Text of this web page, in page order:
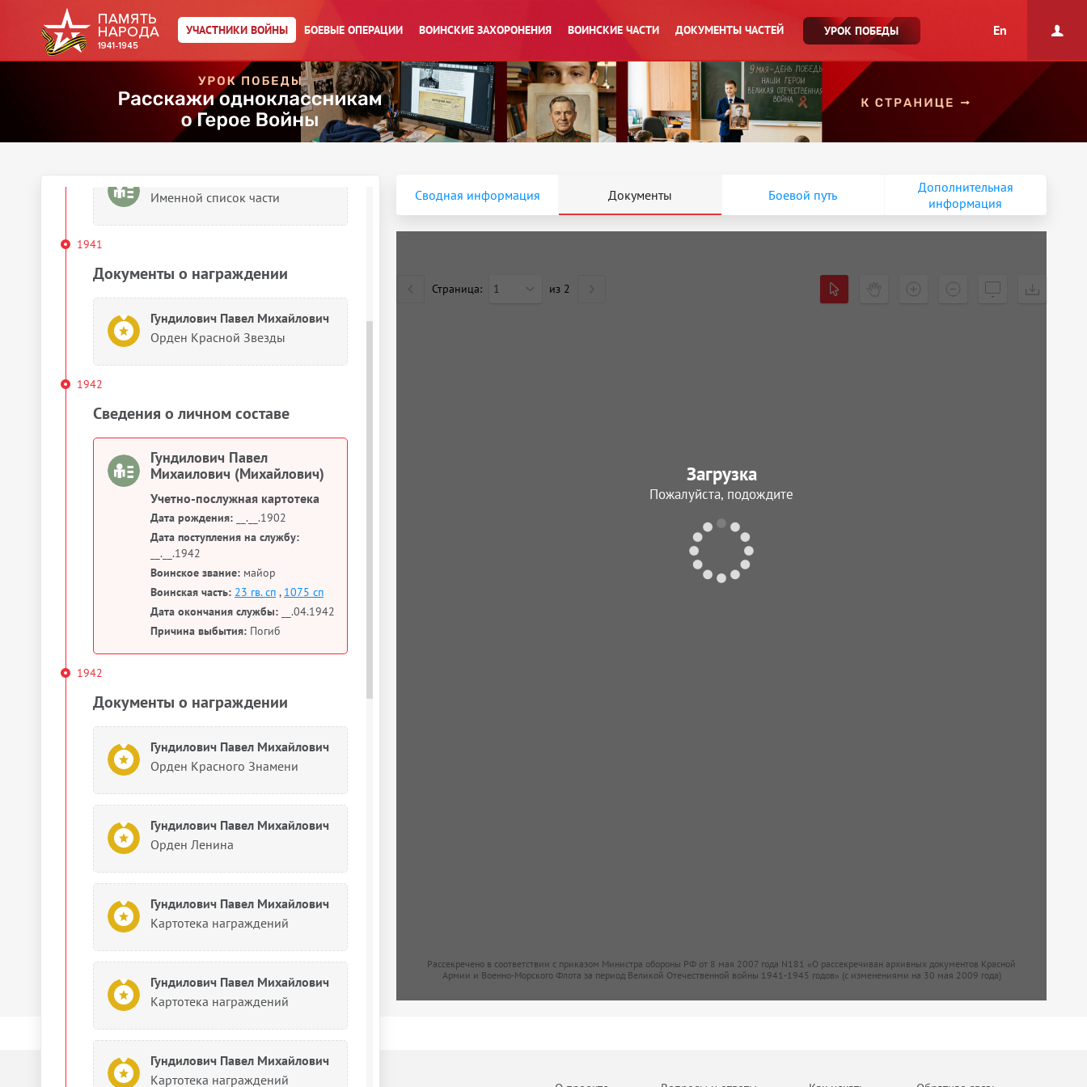
УЧАСТНИКИ ВОЙНЫ БОЕВЫЕ ОПЕРАЦИИ ВОИНСКИЕ ЗАХОРОНЕНИЯ ВОИНСКИЕ ЧАСТИ ДОКУМЕНТЫ ЧАСТЕЙ УРОК ПОБЕДЫ En
Гундилович, Гунделович
Выберите документ ниже
Сведения о личном составе
Именной список части
1941
Документы о награждении
Гундилович Павел Михайлович
Орден Красной Звезды
1942
Сведения о личном составе
Гундилович Павел
Михаилович (Михайлович)
Учетно-послужная картотека
Дата рождения: __.__.1902
Дата поступления на службу:
__.__.1942
Воинское звание: майор
Воинская часть: 23 гв. сп , 1075 сп
Дата окончания службы: __.04.1942
Причина выбытия: Погиб
1942
Документы о награждении
Гундилович Павел Михайлович
Орден Красного Знамени
Гундилович Павел Михайлович
Орден Ленина
Гундилович Павел Михайлович
Картотека награждений
Гундилович Павел Михайлович
Картотека награждений
Гундилович Павел Михайлович
Картотека награждений
Сводная информация Документы Боевой путь
Дополнительная
информация
Страница: 1 из 2
Рассекречено в соответствии с приказом Министра обороны РФ от 8 мая 2007 года N181 «О рассекречиван архивных документов Красной
Армии и Военно-Морского Флота за период Великой Отечественной войны 1941-1945 годов» (с изменениями на 30 мая 2009 года)
Загрузка
Пожалуйста, подождите